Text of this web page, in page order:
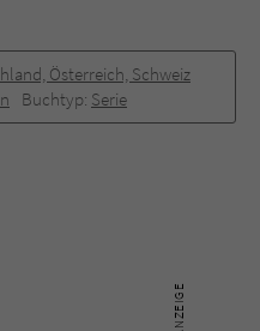
Österreich, Schweiz
Buchtyp: Serie